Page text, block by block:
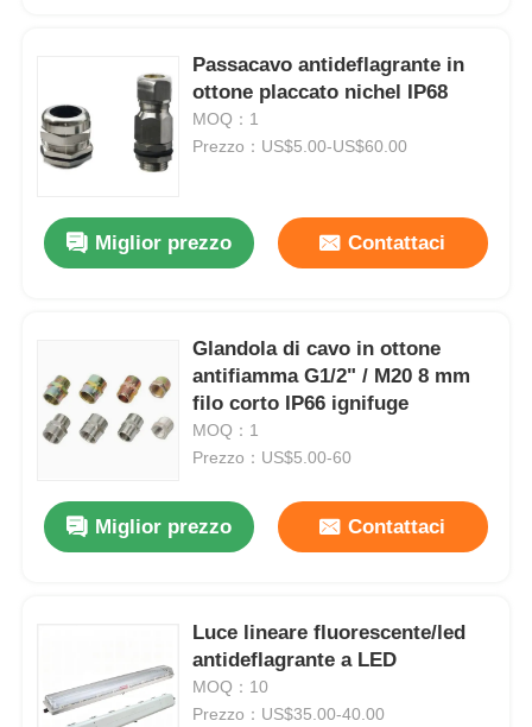
Prodotti
Fatory Tour
Controllo di qualità
Contattaci
Luce protetta contro le esplosioni dell'allarme
ventilatore antideflagrante
Passacavo antideflagrante in
ottone placcato nichel IP68
MOQ：1
Prezzo：US$5.00-US$60.00
Miglior prezzo Contattaci
Glandola di cavo in ottone
antifiamma G1/2" / M20 8 mm
filo corto IP66 ignifuge
MOQ：1
Prezzo：US$5.00-60
Miglior prezzo Contattaci
Luce lineare fluorescente/led
antideflagrante a LED
MOQ：10
Prezzo：US$35.00-40.00